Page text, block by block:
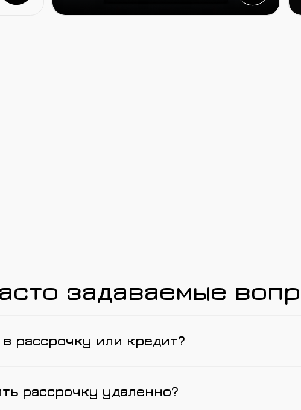
задаваемые
рассрочку или кредит?
рассрочку удаленно?